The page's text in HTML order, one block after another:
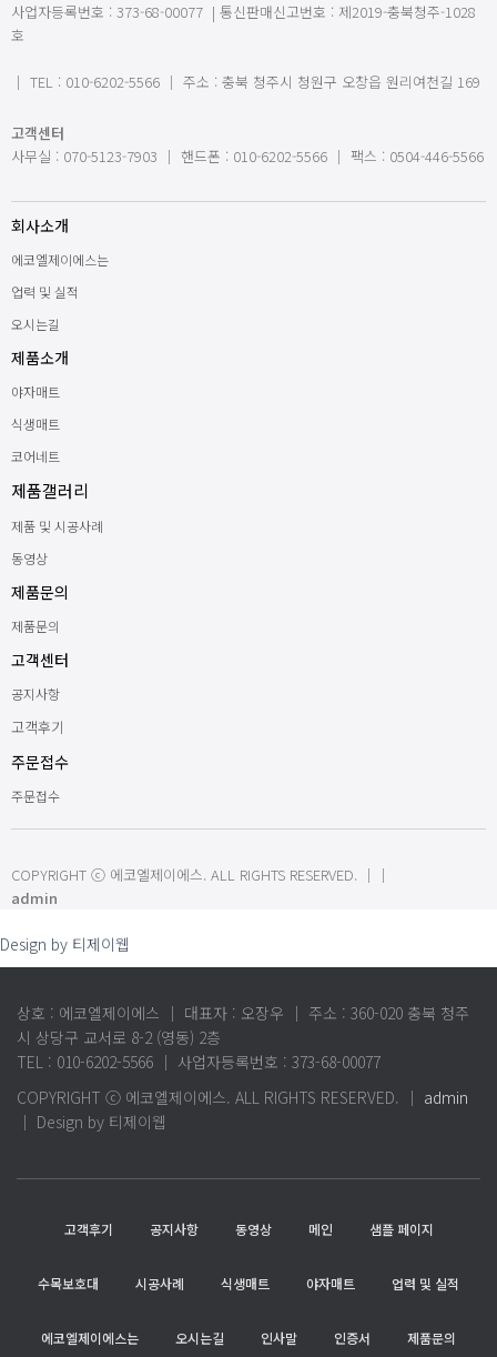
사업자등록번호 : 373-68-00077 | 통신판매신고번호 : 제2019-충북청주-1028
호
｜ TEL : 010-6202-5566 ｜ 주소 : 충북 청주시 청원구 오창읍 원리여천길 169
고객센터
사무실 : 070-5123-7903 ｜ 핸드폰 : 010-6202-5566 ｜ 팩스 : 0504-446-5566
회사소개
에코엘제이에스는
업력 및 실적
오시는길
제품소개
야자매트
식생매트
코어네트
제품갤러리
제품 및 시공사례
동영상
제품문의
제품문의
고객센터
공지사항
고객후기
주문접수
주문접수
COPYRIGHT ⓒ 에코엘제이에스. ALL RIGHTS RESERVED. ｜
｜
admin
Design by 티제이웹
상호 : 에코엘제이에스 ｜ 대표자 : 오장우 ｜ 주소 : 360-020 충북 청주
시 상당구 교서로 8-2 (영동) 2층
TEL : 010-6202-5566 ｜ 사업자등록번호 : 373-68-00077
COPYRIGHT ⓒ 에코엘제이에스. ALL RIGHTS RESERVED. ｜ admin
｜ Design by 티제이웹
고객후기 공지사항 동영상 메인 샘플 페이지
수목보호대 시공사례 식생매트 야자매트 업력 및 실적
에코엘제이에스는 오시는길 인사말 인증서 제품문의